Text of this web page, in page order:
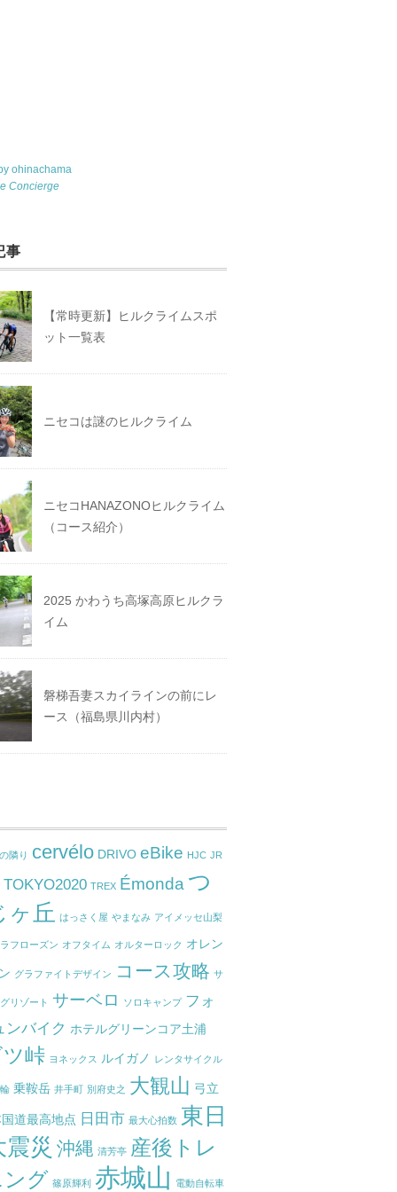
ohinachama
Concierge
事
【常時更新】ヒルクライムスポ
ット一覧表
ニセコは謎のヒルクライム
ニセコHANAZONOヒルクライム
（コース紹介）
2025 かわうち高塚高原ヒルクラ
イム
磐梯吾妻スカイラインの前にレ
ース（福島県川内村）
隣り cervélo DRIVO eBike HJC JR
TOKYO2020 TREX Émonda つ
ヶ丘
はっさく屋 やまなみ アイメッセ山梨
フローズン オフタイム オルターロック オレン
グラファイトデザイン コース攻略 サ
リゾート サーベロ ソロキャンプ フォ
ンバイク ホテルグリーンコア土浦
峠 ヨネックス ルイガノ レンタサイクル
乗鞍岳 井手町 別府史之 大観山 弓立
国道最高地点 日田市 最大心拍数 東日
震災 沖縄 清芳亭 産後トレ
ング 篠原輝利 赤城山 電動自転車